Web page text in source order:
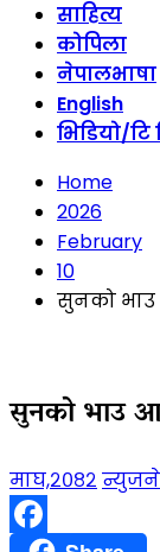
साहित्य
कोपिला
नेपालभाषा
English
भिडियो/टि
Home
2026
February
10
सुनको भाउ
सुनको भाउ
माघ,२०८२